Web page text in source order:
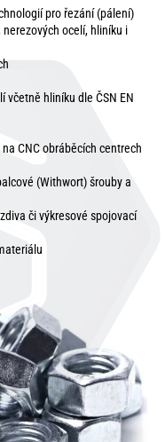
pro řezání (pálení)
ocelí, hliníku i
včetně hliníku dle ČSN EN
CNC obráběcích centrech
(Withwort) šrouby a
či výkresové spojovací